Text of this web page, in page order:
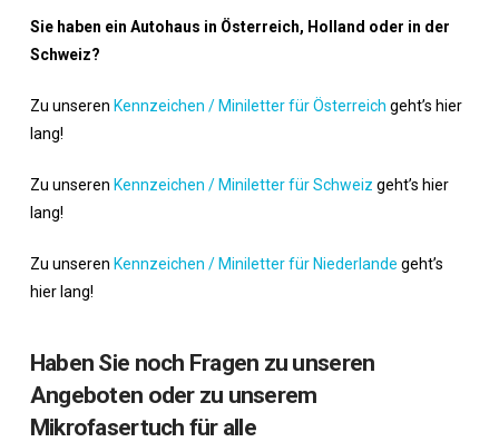
Sie haben ein Autohaus in Österreich, Holland oder in der
Schweiz?
Zu unseren Kennzeichen / Miniletter für Österreich geht’s hier
lang!
Zu unseren Kennzeichen / Miniletter für Schweiz geht’s hier
lang!
Zu unseren Kennzeichen / Miniletter für Niederlande geht’s
hier lang!
Haben Sie noch Fragen zu unseren
Angeboten oder zu unserem
Mikrofasertuch für alle